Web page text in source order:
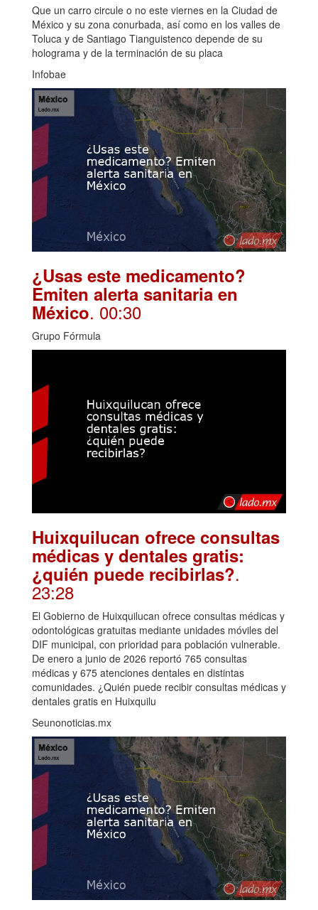
Que un carro circule o no este viernes en la Ciudad de
México y su zona conurbada, así como en los valles de
Toluca y de Santiago Tianguistenco depende de su
holograma y de la terminación de su placa
Infobae
¿Usas este medicamento?
Emiten alerta sanitaria en
México. 00:30
Grupo Fórmula
Huixquilucan ofrece consultas
médicas y dentales gratis:
¿quién puede recibirlas?.
23:28
El Gobierno de Huixquilucan ofrece consultas médicas y
odontológicas gratuitas mediante unidades móviles del
DIF municipal, con prioridad para población vulnerable.
De enero a junio de 2026 reportó 765 consultas
médicas y 675 atenciones dentales en distintas
comunidades. ¿Quién puede recibir consultas médicas y
dentales gratis en Huixquilu
Seunonoticias.mx